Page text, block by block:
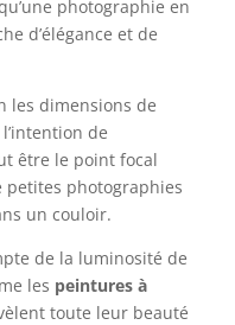
photographie en
d’élégance et de
les dimensions de
de
être le point focal
petites photographies
un couloir.
de la luminosité de
les peintures à
toute leur beauté